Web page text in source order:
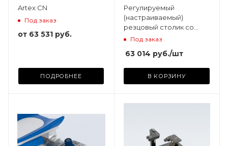
Artex CN
Под заказ
от 63 531 руб.
ПОДРОБНЕЕ
Регулируемый
(настраиваемый)
резцовый столик со
штифтом
Под заказ
63 014 руб./шт
В КОРЗИНУ